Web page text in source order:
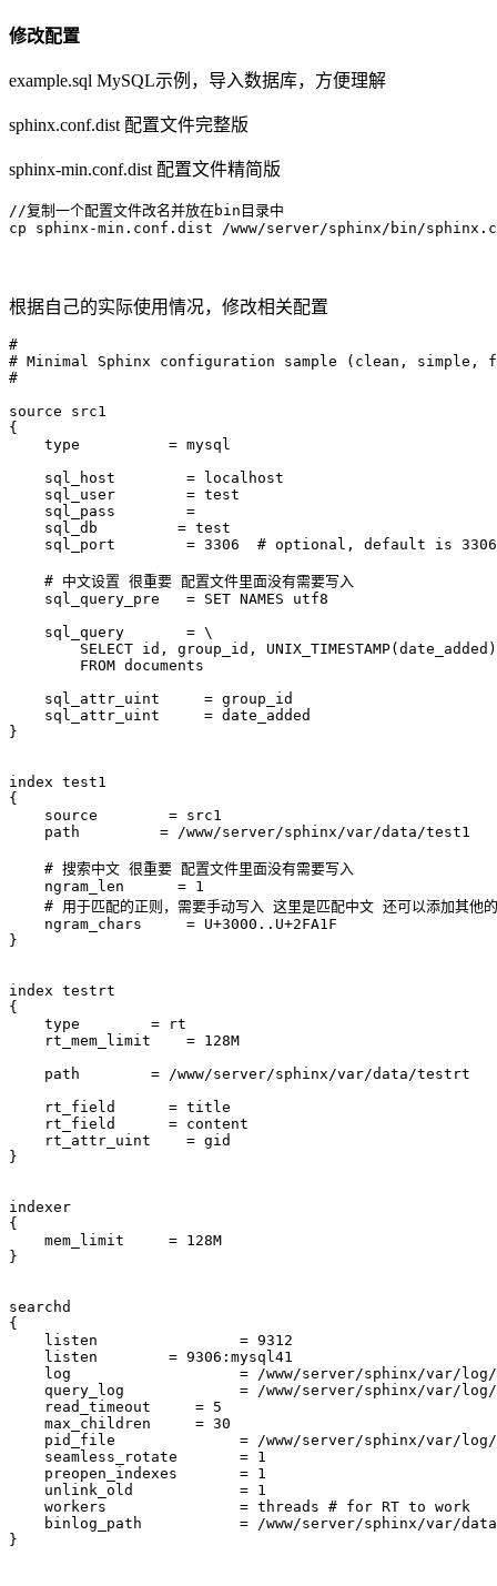
修改配置
example.sql MySQL示例，导入数据库，方便理解
sphinx.conf.dist 配置文件完整版
sphinx-min.conf.dist 配置文件精简版
//复制一个配置文件改名并放在bin目录中
cp sphinx-min.conf.dist /www/server/sphinx/bin/
根据自己的实际使用情况，修改相关配置
#
# Minimal Sphinx configuration sample (clean, simple,
#
source src1
{
type          = mysql
sql_host        = localhost
sql_user        = test
sql_pass        =
sql_db         = test
sql_port        = 3306  # optional, default is 3306
# 中文设置 很重要 配置文件里面没有需要写入
sql_query_pre   = SET NAMES utf8
sql_query       = \
SELECT id, group_id,
FROM documents
sql_attr_uint     = group_id
sql_attr_uint     = date_added
}
index test1
{
source        = src1
path         = /www/server/sphinx/var/data/test1
# 搜索中文 很重要 配置文件里面没有需要写入
ngram_len      = 1
# 用于匹配的正则，需要手动写入 这里是匹配中文 还可以添加其他的
ngram_chars     = U+3000..U+2FA1F
}
index testrt
{
type        = rt
rt_mem_limit    = 128M
path        = /www/server/sphinx/var/data/testrt
rt_field      = title
rt_field      = content
rt_attr_uint    = gid
}
indexer
{
mem_limit     = 128M
}
searchd
{
listen                = 9312
listen        = 9306:mysql41
log                   = /www/server/sphinx/var/
query_log             = /www/server/sphinx/var/
read_timeout     = 5
max_children     = 30
pid_file              = /www/server/sphinx/var/
seamless_rotate       = 1
preopen_indexes       = 1
unlink_old            = 1
workers               = threads # for RT to work
binlog_path           = /www/server/sphinx/var/data
}